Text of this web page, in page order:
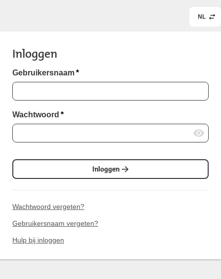
NL
Inloggen
Gebruikersnaam*
Wachtwoord *
Inloggen
Wachtwoord vergeten?
Gebruikersnaam vergeten?
Hulp bij inloggen